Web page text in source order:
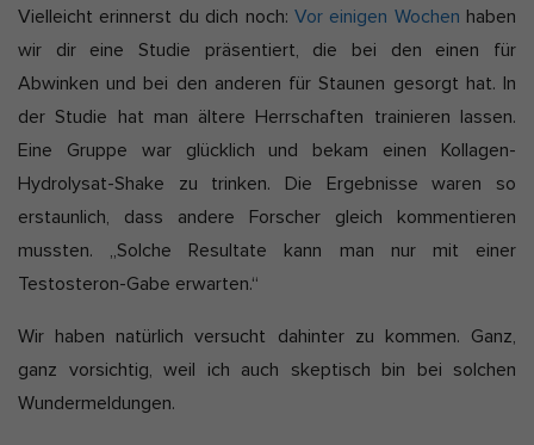
s
i
e
r
t
:
Vielleicht erinnerst du dich noch: Vor einigen Wochen haben
wir dir eine Studie präsentiert, die bei den einen für
Abwinken und bei den anderen für Staunen gesorgt hat. In
der Studie hat man ältere Herrschaften trainieren lassen.
Eine Gruppe war glücklich und bekam einen Kollagen-
Hydrolysat-Shake zu trinken. Die Ergebnisse waren so
erstaunlich, dass andere Forscher gleich kommentieren
mussten. „Solche Resultate kann man nur mit einer
Testosteron-Gabe erwarten.“
Wir haben natürlich versucht dahinter zu kommen. Ganz,
ganz vorsichtig, weil ich auch skeptisch bin bei solchen
Wundermeldungen.
manuellen Einwilligung mehr.
Cookie-Informationen anzeigen
Datenschutzerklärung Impressum